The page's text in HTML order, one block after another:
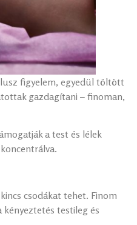
figyelem, egyedül töltött
gazdagítani – finoman,
a test és lélek
csodákat tehet. Finom
kényeztetés testileg és